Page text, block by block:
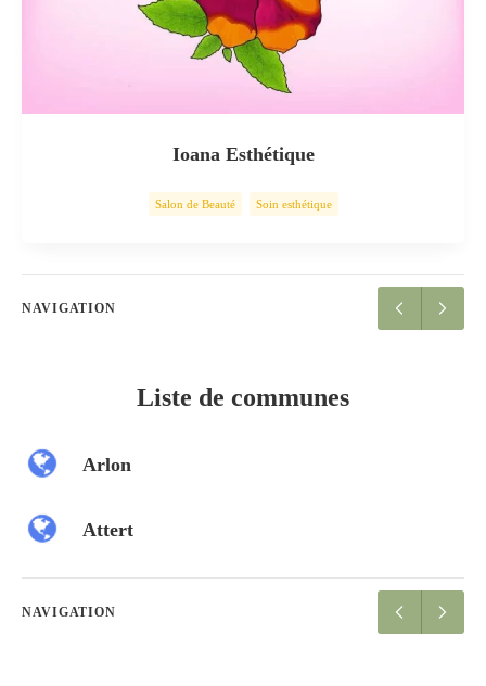
Ioana Esthétique
Salon de Beauté Soin esthétique
NAVIGATION
Liste de communes
Arlon
Attert
NAVIGATION